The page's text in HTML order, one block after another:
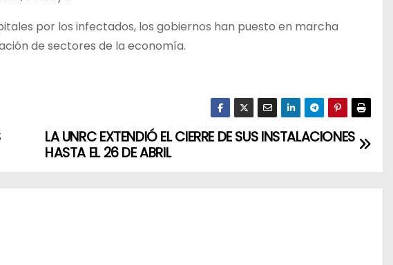
por los infectados, los gobiernos han puesto en marcha
de sectores de la economía.
LA UNRC EXTENDIÓ EL CIERRE DE SUS INSTALACIONES
HASTA EL 26 DE ABRIL